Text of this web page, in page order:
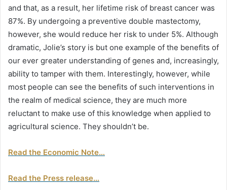
and that, as a result, her lifetime risk of breast cancer was
87%. By undergoing a preventive double mastectomy,
however, she would reduce her risk to under 5%. Although
dramatic, Jolie’s story is but one example of the benefits of
our ever greater understanding of genes and, increasingly,
ability to tamper with them. Interestingly, however, while
most people can see the benefits of such interventions in
the realm of medical science, they are much more
reluctant to make use of this knowledge when applied to
agricultural science. They shouldn’t be.
Read the Economic Note…
Read the Press release…